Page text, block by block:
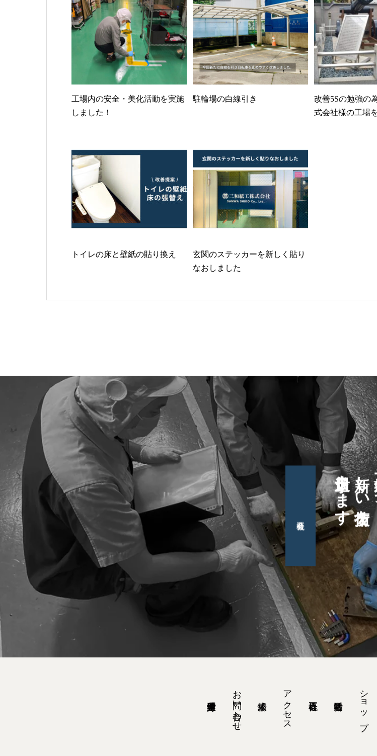
工場内の安全・美化活動を実施
しました！
駐輪場の白線引き
改善5Sの勉強の
式会社様の工場
トイレの床と壁紙の貼り換え
玄関のステッカーを新しく貼り
なおしました
創
新しい技術を
日々追求します
ショップ
アクセス
お問い合わせ